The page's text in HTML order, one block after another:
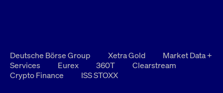
Deutsche Börse Group Xetra Gold
Market Data +
Services
Eurex 360T
Clearstream
Crypto Finance
ISS STOXX